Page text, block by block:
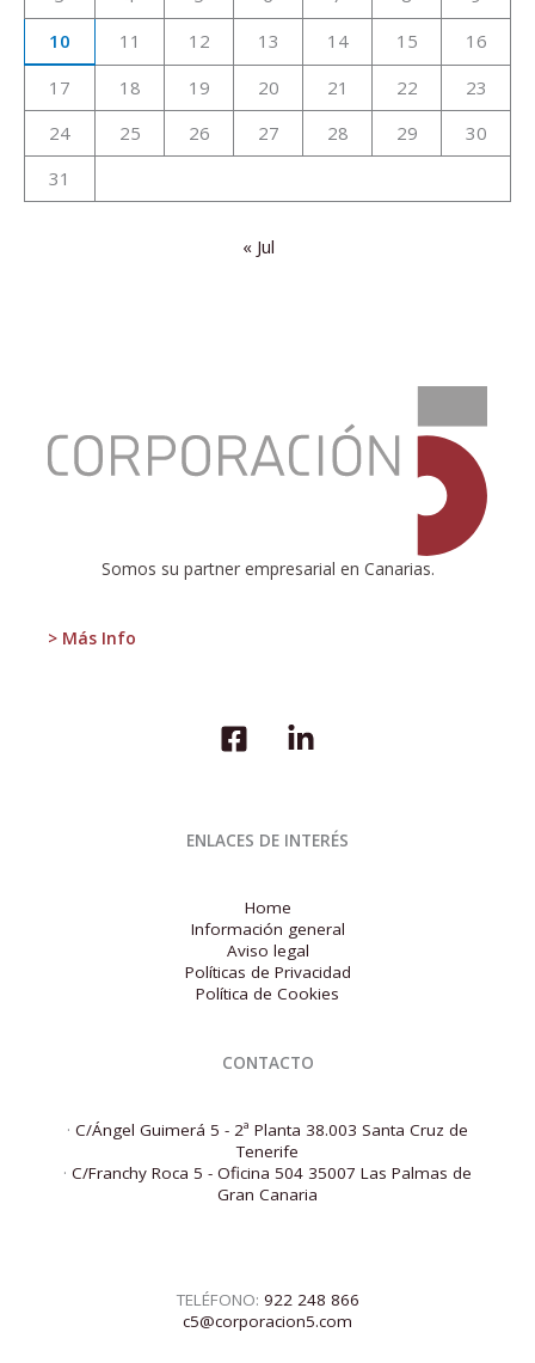
10
11 12 13 14 15
16
17
18 19 20 21 22
23
24
25 26 27 28 29
30
31
« Jul
Somos su partner empresarial en Canarias.
> Más Info
expediente
circular
ENLACES DE INTERÉS
Home
Información general
Aviso legal
Políticas de Privacidad
Política de Cookies
CONTACTO
· C/Ángel Guimerá 5 - 2ª Planta 38.003 Santa Cruz de
Tenerife
· C/Franchy Roca 5 - Oficina 504 35007 Las Palmas de
Gran Canaria
TELÉFONO: 922 248 866
c5@corporacion5.com